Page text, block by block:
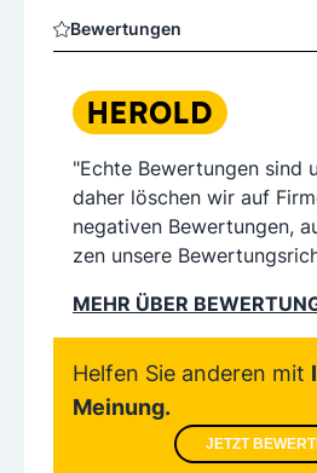
Bewertungen
"Echte Bewertungen sind
daher löschen wir auf
negativen Bewertungen,
zen unsere
MEHR ÜBER
Helfen Sie anderen mit
Meinung.
JETZT